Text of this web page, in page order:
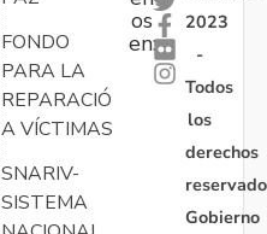
FONDO
PARA LA
REPARACIÓN
A VÍCTIMAS
SNARIV-
SISTEMA
os
en:
2023
-
Todos
los
derechos
Gobierno